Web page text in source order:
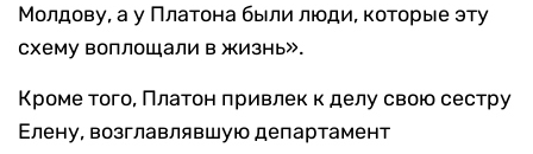
Молдову, а у Платона были люди, которые эту
схему воплощали в жизнь».
Кроме того, Платон привлек к делу свою сестру
Елену, возглавлявшую департамент